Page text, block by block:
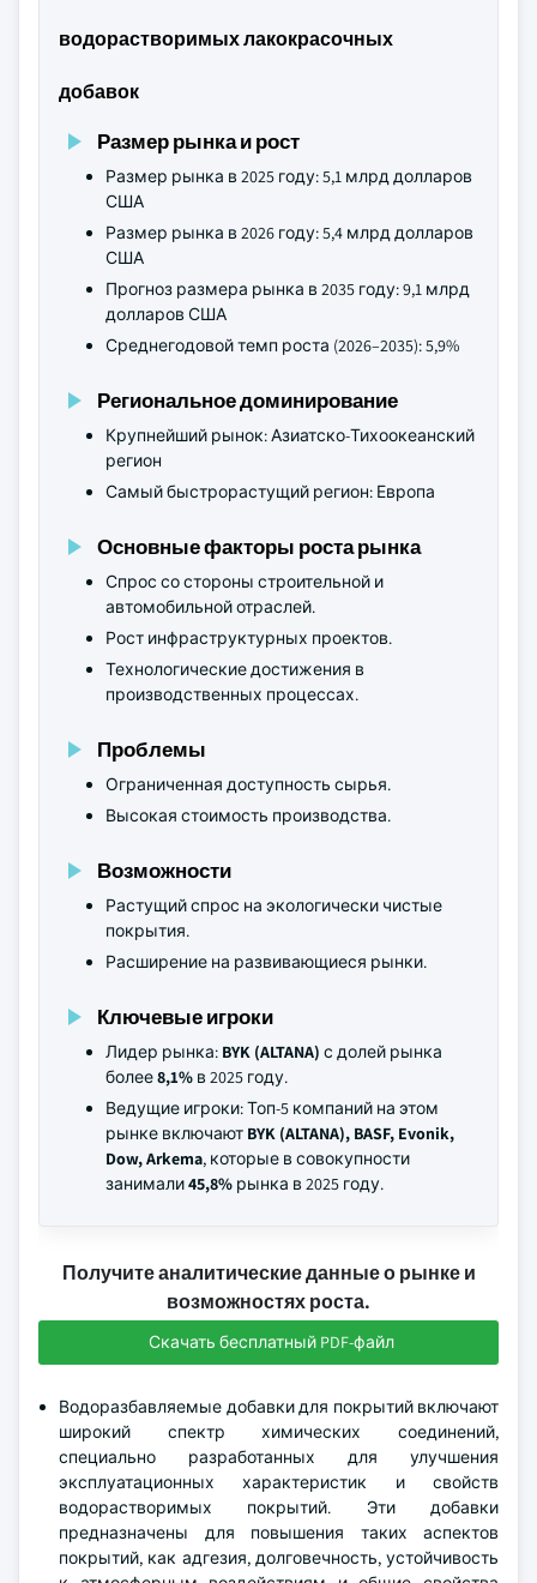
водорастворимых лакокрасочных
добавок
Размер рынка и рост
Размер рынка в 2025 году: 5,1 млрд долларов
США
Размер рынка в 2026 году: 5,4 млрд долларов
США
Прогноз размера рынка в 2035 году: 9,1 млрд
долларов США
Среднегодовой темп роста (2026–2035): 5,9%
Региональное доминирование
Крупнейший рынок: Азиатско-Тихоокеанский
регион
Самый быстрорастущий регион: Европа
Основные факторы роста рынка
Спрос со стороны строительной и
автомобильной отраслей.
Рост инфраструктурных проектов.
Технологические достижения в
производственных процессах.
Проблемы
Ограниченная доступность сырья.
Высокая стоимость производства.
Возможности
Растущий спрос на экологически чистые
покрытия.
Расширение на развивающиеся рынки.
Ключевые игроки
Лидер рынка: BYK (ALTANA) с долей рынка
более8,1% в 2025 году.
Ведущие игроки: Топ-5 компаний на этом
рынке включают BYK (ALTANA), BASF, Evonik,
Dow, Arkema, которые в совокупности
занимали45,8% рынка в 2025 году.
Получите аналитические данные о рынке и
возможностях роста.
Скачать бесплатный PDF-файл
Водоразбавляемые добавки для покрытий включают
широкий спектр химических соединений,
специально разработанных для улучшения
эксплуатационных характеристик и свойств
водорастворимых покрытий. Эти добавки
предназначены для повышения таких аспектов
покрытий, как адгезия, долговечность, устойчивость